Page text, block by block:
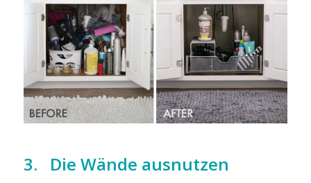
3. Die Wände ausnutzen